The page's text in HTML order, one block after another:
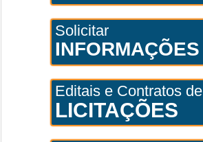
Solicitar
INFORMAÇÕES
Editais e Contratos de
LICITAÇÕES